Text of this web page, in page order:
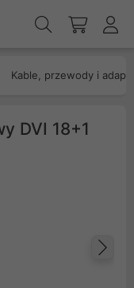
Kable, przewody i
DVI 18+1